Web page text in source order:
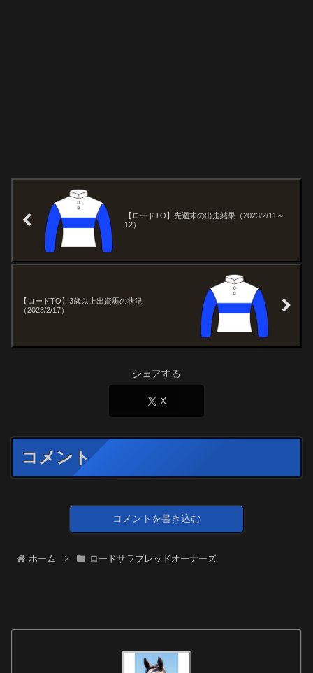
【ロードTO】先週末の出走結果（2023/2/11～
12）
【ロードTO】3歳以上出資馬の状況
（2023/2/17）
シェアする
X
コメント
コメントを書き込む
ホーム ロードサラブレッドオーナーズ